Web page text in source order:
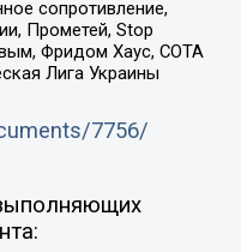
сопротивление,
Прометей, Stop
Фридом Хаус, СОТА
Лига Украины
7756/